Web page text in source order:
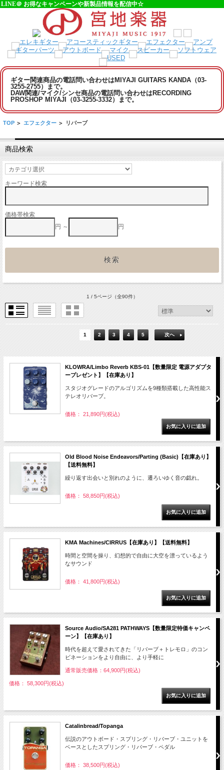
LINE＠ お得なキャンペーンや新製品情報を配信中☆
ギター関連商品の電話問い合わせはMIYAJI GUITARS KANDA（03-
3255-2755）まで。
DAW関連/マイク/シンセ商品の電話問い合わせはRECORDING
PROSHOP MIYAJI（03-3255-3332）まで。
TOP > エフェクター > リバーブ
商品検索
キーワード検索
価格帯検索
円 ～
円
1 / 5ページ（全90件）
1 2 3 4 5 次へ
KLOWRA/Limbo Reverb KBS-01【数量限定 電源アダプタ
ープレゼント】【在庫あり】
スタジオグレードのアルゴリズムを9種類搭載した高性能ス
テレオリバーブ。
価格： 21,890円(税込)
Old Blood Noise Endeavors/Parting (Basic)【在庫あり】
【送料無料】
繰り返す出会いと別れのように、遷ろいゆく音の戯れ。
価格： 58,850円(税込)
KMA Machines/CIRRUS【在庫あり】【送料無料】
時間と空間を操り、幻想的で自由に大空を漂っているよう
なサウンド
価格： 41,800円(税込)
Source Audio/SA281 PATHWAYS【数量限定特価キャンペ
ーン】【在庫あり】
時代を超えて愛されてきた「リバーブ＋トレモロ」のコン
ビネーションをより自由に、より手軽に
通常販売価格：64,900円(税込)
価格： 58,300円(税込)
Catalinbread/Topanga
伝説のアウトボード・スプリング・リバーブ・ユニットを
ベースとしたスプリング・リバーブ・ペダル
価格： 38,500円(税込)